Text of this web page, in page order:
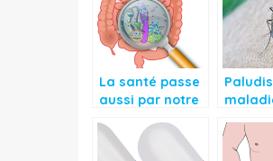
La santé passe
aussi par notre